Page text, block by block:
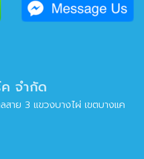
จำกัด
ย 3 แขวงบางไผ่ เขตบางแค